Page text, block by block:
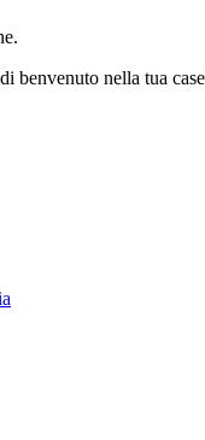
benvenuto nella tua